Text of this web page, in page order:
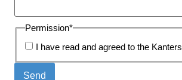
Permission*
I have read and agreed to the Kanters